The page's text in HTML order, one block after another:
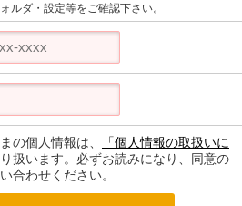
ルダ・設定等をご確認下さい。
の個人情報は、
「個人情報の取扱いに
扱います。必ずお読みになり、同意の
い合わせください。